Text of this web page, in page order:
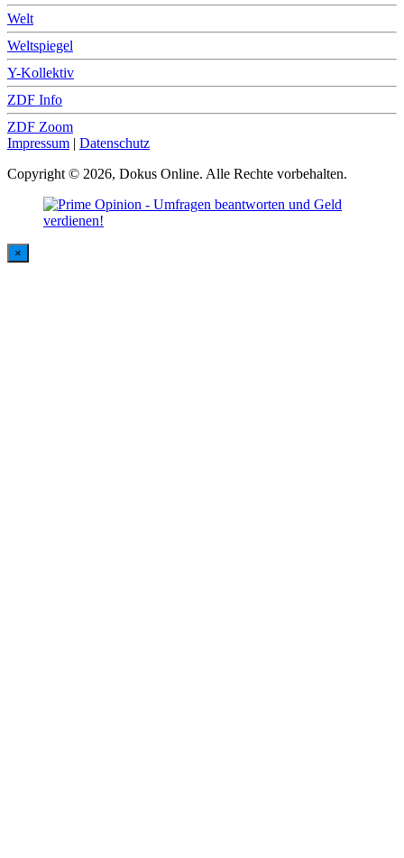
Welt
Weltspiegel
Y-Kollektiv
ZDF Info
ZDF Zoom
Impressum | Datenschutz
Copyright © 2026, Dokus Online. Alle Rechte vorbehalten.
×